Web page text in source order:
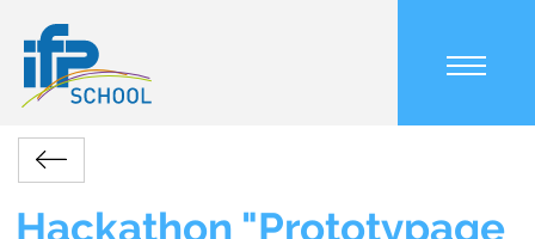
Main
navigation
mobile
Fil
Accueil
Actualités
Retour
Hackathon "Prototypage